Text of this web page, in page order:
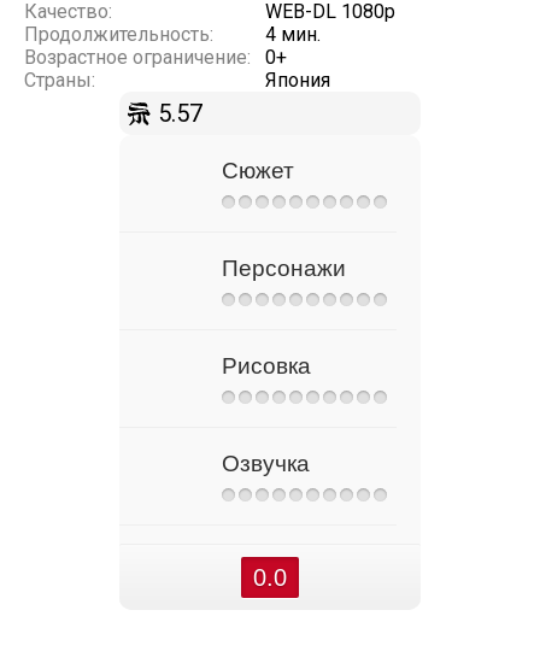
Качество:
WEB-DL 1080p
Продолжительность:
4 мин.
Возрастное ограничение:
0+
Страны:
Япония
5.57
Сюжет
Персонажи
Рисовка
Озвучка
0.0